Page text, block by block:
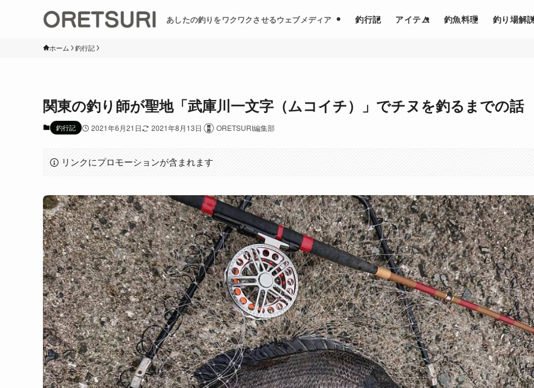
あしたの釣りをワクワクさせるウェブメディア 釣行記 アイテム 釣魚料理 釣り場解
ホーム 釣行記
関東の釣り師が聖地「武庫川一文字（ムコイチ）」でチヌを釣るまでの話
釣行記 2021年6月21日 2021年8月13日 ORETSURI編集部
リンクにプロモーションが含まれます